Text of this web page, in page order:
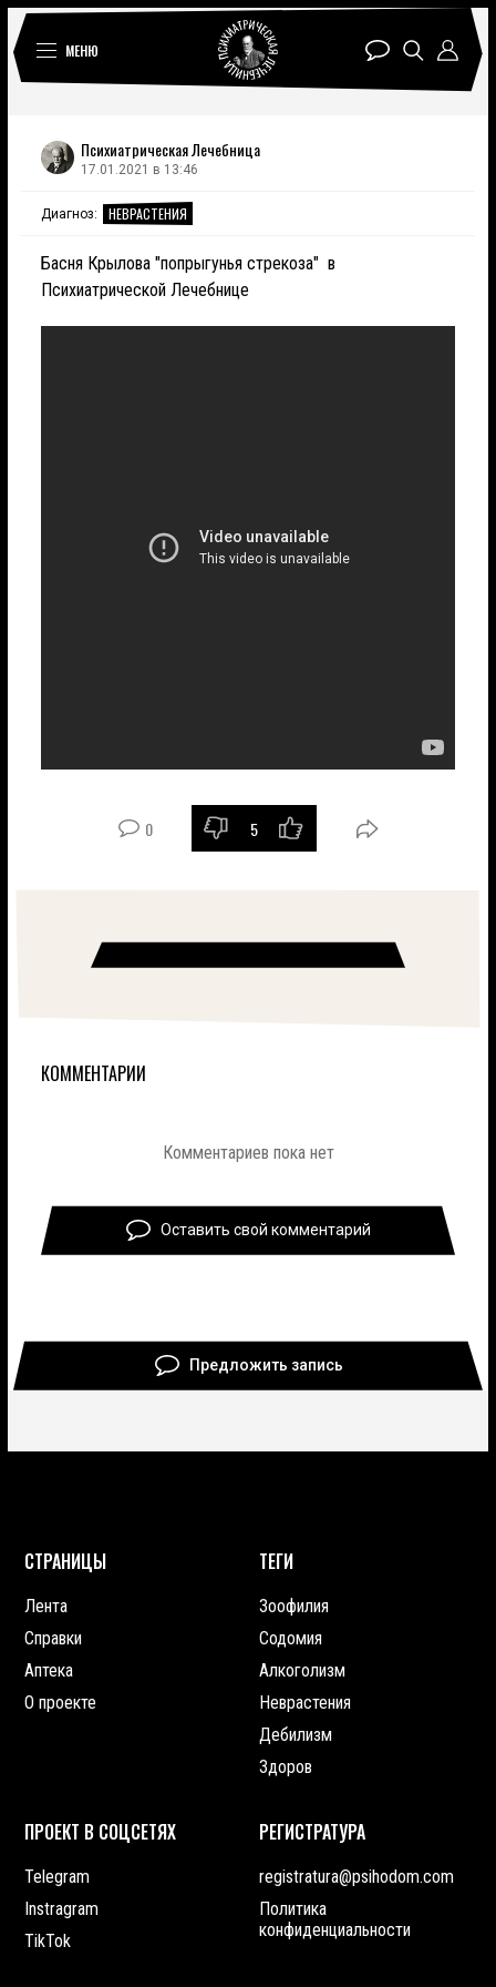
МЕНЮ
Психиатрическая Лечебница
17.01.2021 в 13:46
Диагноз: НЕВРАСТЕНИЯ
Басня Крылова "попрыгунья стрекоза" в
Психиатрической Лечебнице
0 - 5 +
КОММЕНТАРИИ
Оставить свой комментарий
Комментариев пока нет
Предложить запись
СТРАНИЦЫ
Лента
Справки
Аптека
О проекте
ТЕГИ
Зоофилия
Содомия
Алкоголизм
Неврастения
Дебилизм
Здоров
ПРОЕКТ В СОЦСЕТЯХ
Telegram
Instragram
TikTok
РЕГИСТРАТУРА
registratura@psihodom.com
Политика
конфиденциальности